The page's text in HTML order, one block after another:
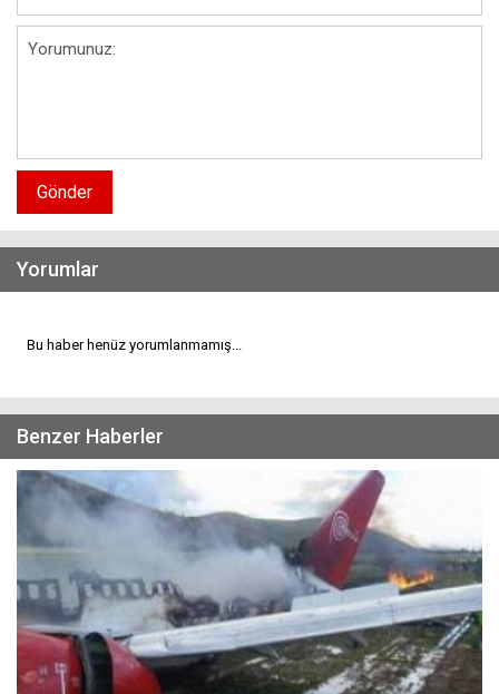
Gönder
Yorumlar
Bu haber henüz yorumlanmamış...
Benzer Haberler